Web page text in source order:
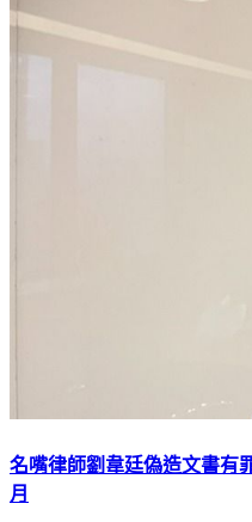
名嘴律師劉韋廷偽造文書有
月